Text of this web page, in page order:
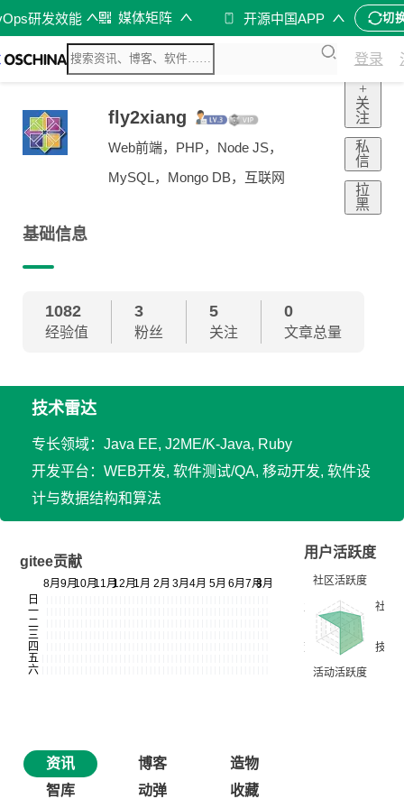
研发效能 媒体矩阵 开源中国APP 切
登录
fly2xiang
Web前端，PHP，Node JS，
MySQL，Mongo DB，互联网
+
关
注
私
信
拉
黑
基础信息
1082
经验值
3
粉丝
5
关注
0
文章总量
技术雷达
专长领域：Java EE, J2ME/K-Java, Ruby
开发平台：WEB开发, 软件测试/QA, 移动开发, 软件设
计与数据结构和算法
gitee贡献
用户活跃度
资讯 博客
造物
智库
动弹 收藏